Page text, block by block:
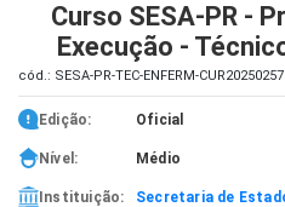
Curso SESA-PR -
Execução -
cód.: SESA-PR-TEC-ENFERM-
Edição: Oficial
Nível: Médio
Instituição: Secretaria de